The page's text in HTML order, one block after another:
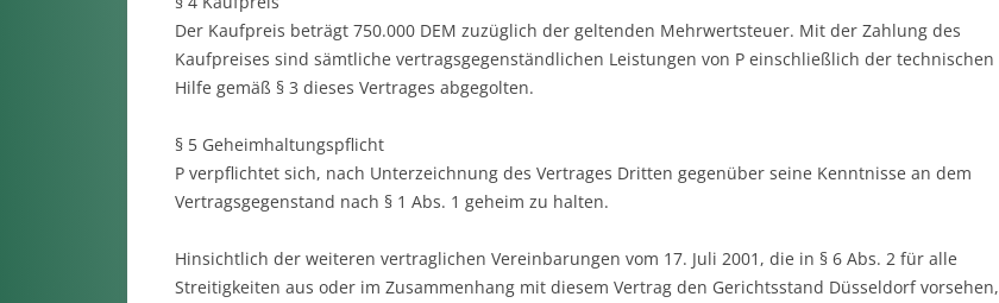
Der Kaufpreis beträgt 750.000 DEM zuzüglich der geltenden Mehrwertsteuer. Mit der Zahlung des
Kaufpreises sind sämtliche vertragsgegenständlichen Leistungen von P einschließlich der technischen
Hilfe gemäß § 3 dieses Vertrages abgegolten.
§ 5 Geheimhaltungspflicht
P verpflichtet sich, nach Unterzeichnung des Vertrages Dritten gegenüber seine Kenntnisse an dem
Vertragsgegenstand nach § 1 Abs. 1 geheim zu halten.
Hinsichtlich der weiteren vertraglichen Vereinbarungen vom 17. Juli 2001, die in § 6 Abs. 2 für alle
Streitigkeiten aus oder im Zusammenhang mit diesem Vertrag den Gerichtsstand Düsseldorf vorsehen,